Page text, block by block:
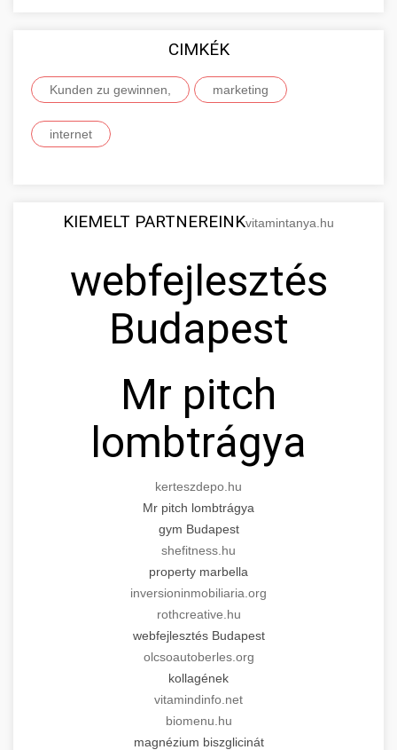
CIMKÉK
Kunden zu gewinnen, marketing
internet
KIEMELT PARTNEREINKvitamintanya.hu
webfejlesztés
Budapest
Mr pitch
lombtrágya
kerteszdepo.hu
Mr pitch lombtrágya
gym Budapest
shefitness.hu
property marbella
inversioninmobiliaria.org
rothcreative.hu
webfejlesztés Budapest
olcsoautoberles.org
kollagének
vitamindinfo.net
biomenu.hu
magnézium biszglicinát